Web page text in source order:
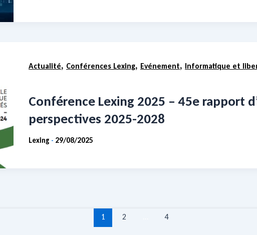
Actualité, Conférences Lexing, Evénement, Informatique et
Conférence Lexing 2025 – 45e rapport
perspectives 2025-2028
Lexing - 29/08/2025
1 2 4